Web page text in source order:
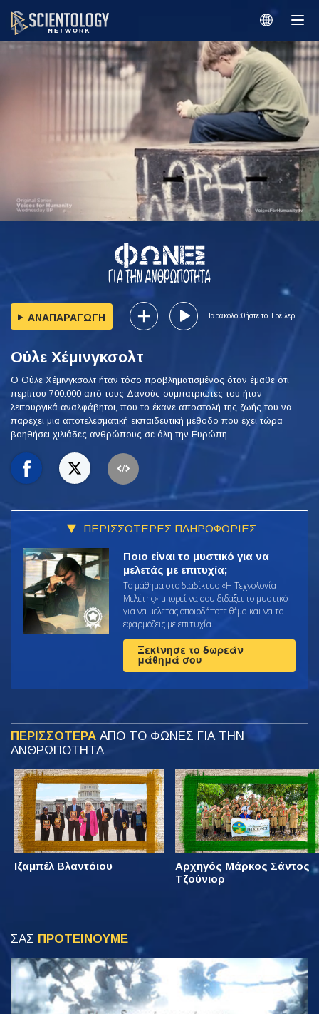
ΑΝΑΠΑΡΑΓΩΓΗ Παρακολουθήστε το Τρέιλερ
Ούλε Χέμινγκσολτ
Ο Ούλε Χέμινγκσολτ ήταν τόσο προβληματισμένος όταν έμαθε ότι
περίπου 700.000 από τους Δανούς συμπατριώτες του ήταν
λειτουργικά αναλφάβητοι, που το έκανε αποστολή της ζωής του να
παρέχει μια αποτελεσματική εκπαιδευτική μέθοδο που έχει τώρα
βοηθήσει χιλιάδες ανθρώπους σε όλη την Ευρώπη.
ΠΕΡΙΣΣΟΤΕΡΕΣ ΠΛΗΡΟΦΟΡΙΕΣ
Ποιο είναι το μυστικό για να
μελετάς με επιτυχία;
Το μάθημα στο διαδίκτυο «Η Τεχνολογία
Μελέτης» μπορεί να σου διδάξει το μυστικό
για να μελετάς οποιοδήποτε θέμα και να το
εφαρμόζεις με επιτυχία.
Ξεκίνησε το δωρεάν
μάθημά σου
ΠΕΡΙΣΣΟΤΕΡΑ ΑΠΟ ΤΟ ΦΩΝΕΣ ΓΙΑ ΤΗΝ
ΑΝΘΡΩΠΟΤΗΤΑ
Ιζαμπέλ Βλαντόιου
Αρχηγός Μάρκος Σάντος
Τζούνιορ
ΣΑΣ ΠΡΟΤΕΙΝΟΥΜΕ